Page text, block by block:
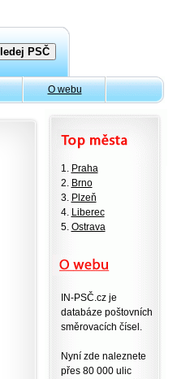
O webu
1. Praha
2. Brno
3. Plzeň
4. Liberec
5. Ostrava
IN-PSČ.cz je
databáze poštovních
směrovacích čísel.
Nyní zde naleznete
přes 80 000 ulic